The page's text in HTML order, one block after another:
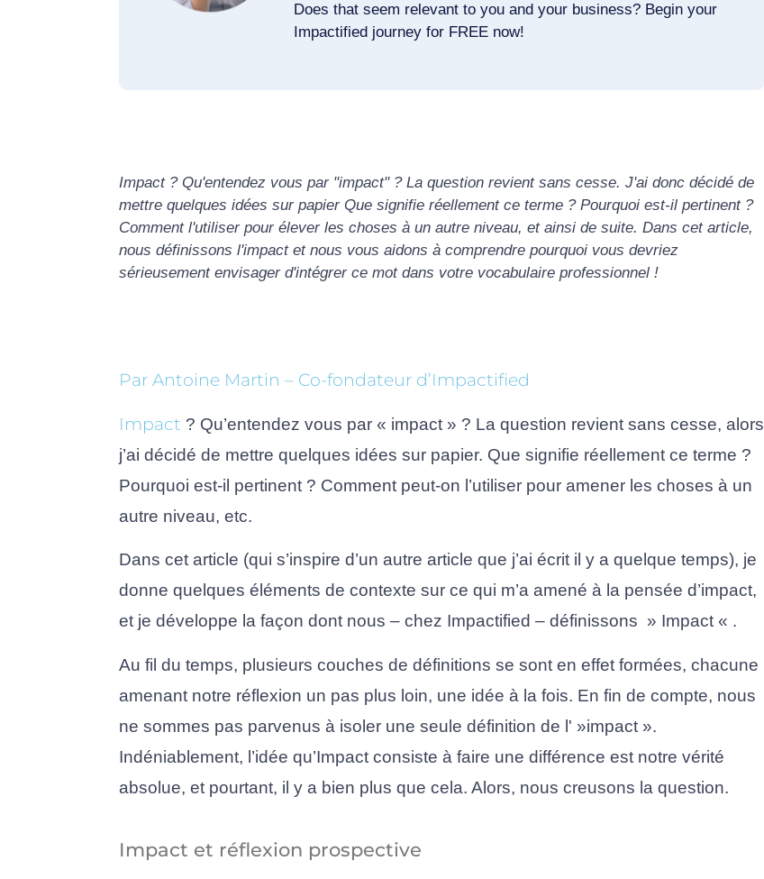
Does that seem relevant to you and your business? Begin your
Impactified journey for FREE now!
Impact ? Qu'entendez vous par "impact" ? La question revient sans cesse. J'ai donc décidé de
mettre quelques idées sur papier Que signifie réellement ce terme ? Pourquoi est-il pertinent ?
Comment l'utiliser pour élever les choses à un autre niveau, et ainsi de suite. Dans cet article,
nous définissons l'impact et nous vous aidons à comprendre pourquoi vous devriez
sérieusement envisager d'intégrer ce mot dans votre vocabulaire professionnel !
Par Antoine Martin – Co-fondateur d’Impactified
Impact ? Qu’entendez vous par « impact » ? La question revient sans cesse, alors
j’ai décidé de mettre quelques idées sur papier. Que signifie réellement ce terme ?
Pourquoi est-il pertinent ? Comment peut-on l’utiliser pour amener les choses à un
autre niveau, etc.
Dans cet article (qui s’inspire d’un autre article que j’ai écrit il y a quelque temps), je
donne quelques éléments de contexte sur ce qui m’a amené à la pensée d’impact,
et je développe la façon dont nous – chez Impactified – définissons  » Impact « .
Au fil du temps, plusieurs couches de définitions se sont en effet formées, chacune
amenant notre réflexion un pas plus loin, une idée à la fois. En fin de compte, nous
ne sommes pas parvenus à isoler une seule définition de l' »impact ».
Indéniablement, l’idée qu’Impact consiste à faire une différence est notre vérité
absolue, et pourtant, il y a bien plus que cela. Alors, nous creusons la question.
Impact et réflexion prospective